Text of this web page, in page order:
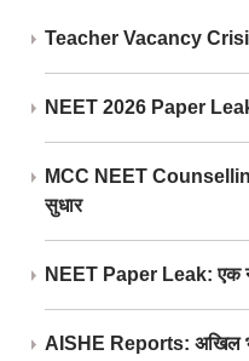
Teacher Vacancy Crisis:
NEET 2026 Paper
MCC NEET
सुधार
NEET Paper Leak: एक
AISHE Reports: अखिल